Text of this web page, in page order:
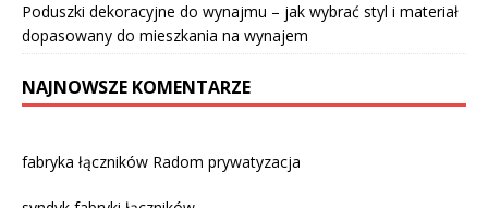
Poduszki dekoracyjne do wynajmu – jak wybrać styl i materiał
dopasowany do mieszkania na wynajem
NAJNOWSZE KOMENTARZE
fabryka łączników Radom prywatyzacja